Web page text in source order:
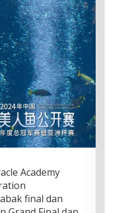
Academy
final dan